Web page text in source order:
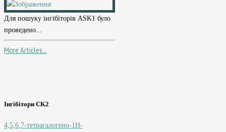
Для пошуку інгібіторів ASK1 було
проведено...
More Articles...
Інгібітори CK2
4,5,6,7-тетрагалогено-1Н-